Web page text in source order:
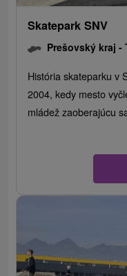
Skatepark SNV
Prešovský kraj -
História skateparku v
2004, kedy mesto
mládež zaoberajúcu